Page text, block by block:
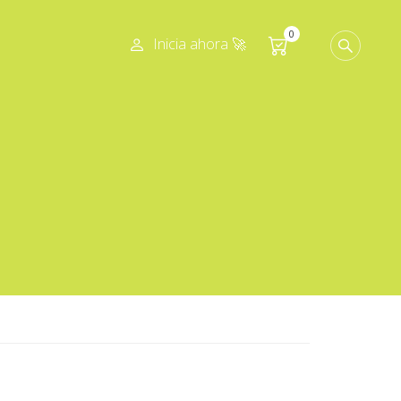
Inicia ahora 🚀
0